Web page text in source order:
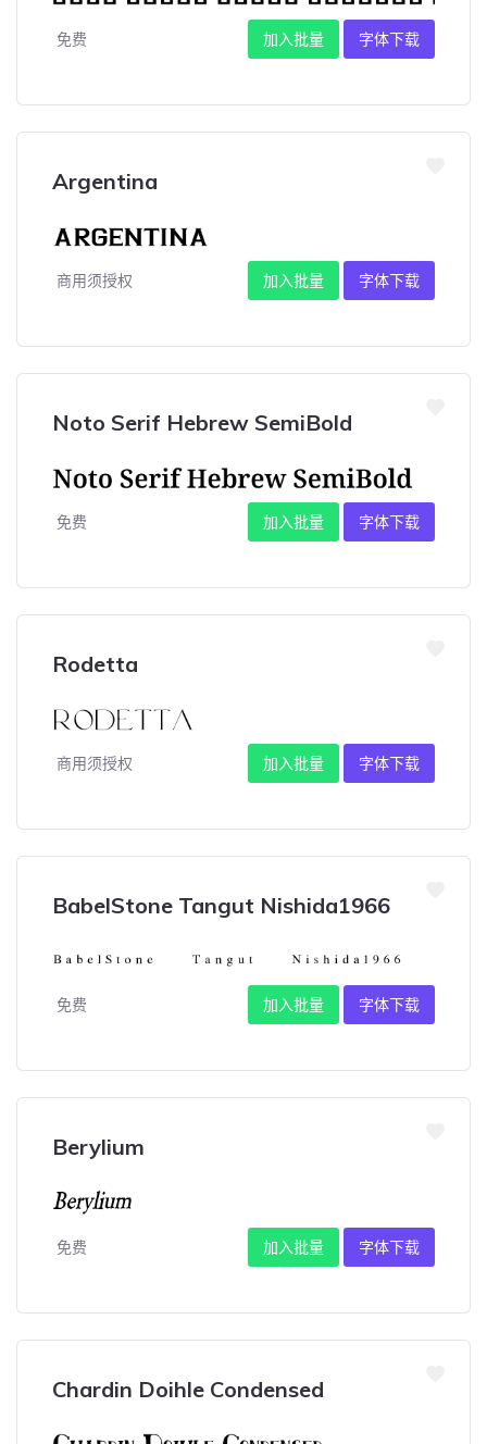
免费 加入批量 字体下载
Argentina
商用须授权 加入批量 字体下载
Noto Serif Hebrew SemiBold
免费 加入批量 字体下载
Rodetta
商用须授权 加入批量 字体下载
BabelStone Tangut Nishida1966
免费 加入批量 字体下载
Berylium
免费 加入批量 字体下载
Chardin Doihle Condensed